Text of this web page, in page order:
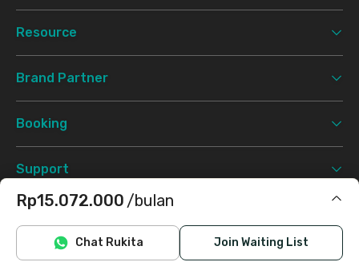
Rp15.072.000 /bulan
Termasuk IPL, laundry, cleaning
Chat Rukita Join Waiting List
Resource
Brand Partner
Booking
Support
©2026 Rukita. All rights reserved.
InstagramTwitter TikTok